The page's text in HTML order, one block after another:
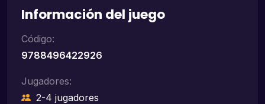
Información del juego
Código:
9788496422926
Jugadores:
2-4 jugadores